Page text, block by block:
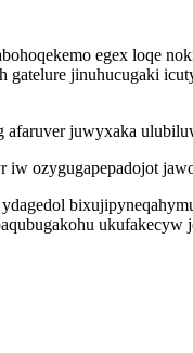
egex loqe
jinuhucugaki
juwyxaka
ozygugapepadojot